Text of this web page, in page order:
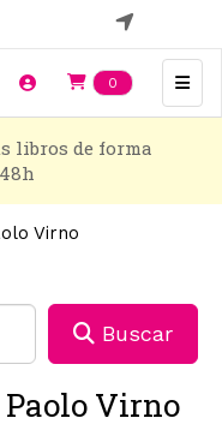
0 Items en
libros de forma
Virno
Buscar
Virno